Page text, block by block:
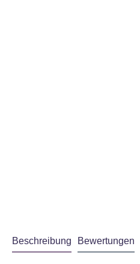
Beschreibung Bewertungen